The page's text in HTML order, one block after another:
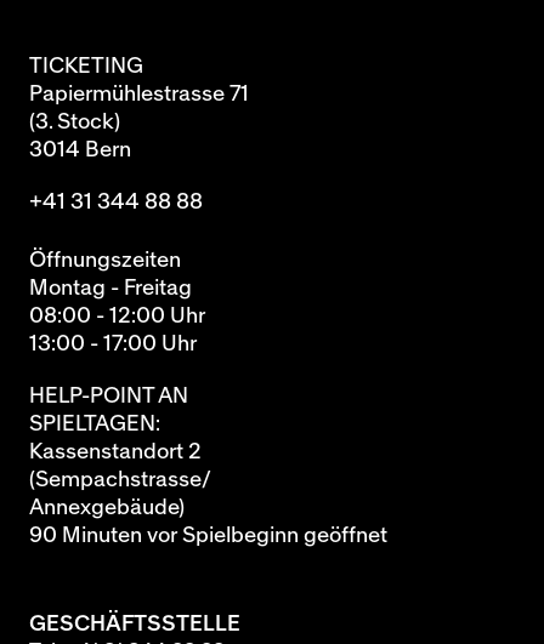
TICKETING
Papiermühlestrasse 71
(3. Stock)
3014 Bern
+41 31 344 88 88
Öffnungszeiten
Montag - Freitag
08:00 - 12:00 Uhr
13:00 - 17:00 Uhr
HELP-POINT AN
SPIELTAGEN:
Kassenstandort 2
(Sempachstrasse/
Annexgebäude)
90 Minuten vor Spielbeginn geöffnet
GESCHÄFTSSTELLE